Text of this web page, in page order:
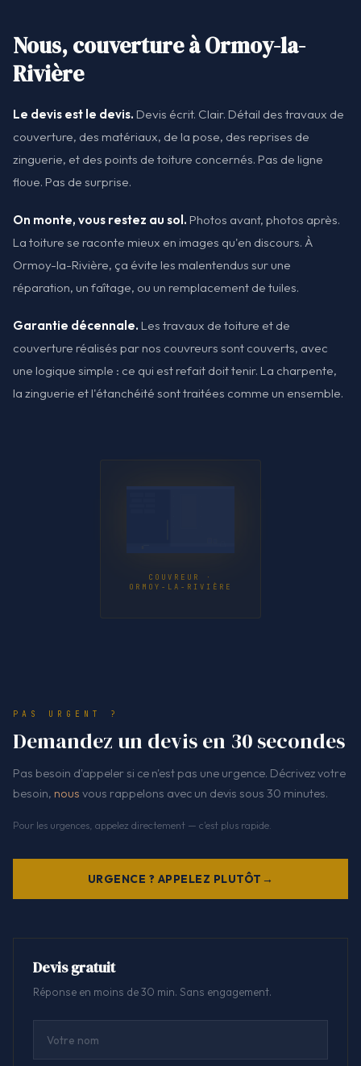
Nous, couverture à Ormoy-la-
Rivière
Le devis est le devis. Devis écrit. Clair. Détail des travaux de
couverture, des matériaux, de la pose, des reprises de
zinguerie, et des points de toiture concernés. Pas de ligne
floue. Pas de surprise.
On monte, vous restez au sol. Photos avant, photos après.
La toiture se raconte mieux en images qu'en discours. À
Ormoy-la-Rivière, ça évite les malentendus sur une
réparation, un faîtage, ou un remplacement de tuiles.
Garantie décennale. Les travaux de toiture et de
couverture réalisés par nos couvreurs sont couverts, avec
une logique simple : ce qui est refait doit tenir. La charpente,
la zinguerie et l'étanchéité sont traitées comme un ensemble.
COUVREUR ·
ORMOY-LA-RIVIÈRE
PAS URGENT ?
Demandez un devis en 30 secondes
Pas besoin d'appeler si ce n'est pas une urgence. Décrivez votre
besoin, nous vous rappelons avec un devis sous 30 minutes.
Pour les urgences, appelez directement — c'est plus rapide.
URGENCE ? APPELEZ PLUTÔT
Devis gratuit
Réponse en moins de 30 min. Sans engagement.